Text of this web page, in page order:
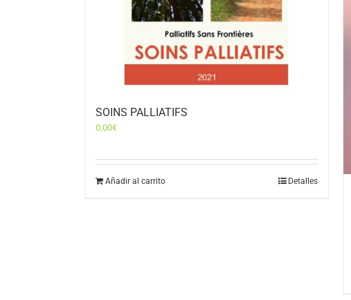
SOINS PALLIATIFS
0,00€
Añadir al carrito Detalles